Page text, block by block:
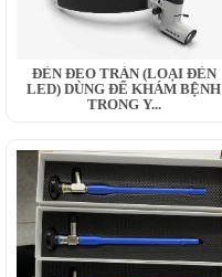
ĐÈN ĐEO TRÁN (LOẠI ĐÈN
LED) DÙNG ĐỂ KHÁM BỆNH
TRONG Y...